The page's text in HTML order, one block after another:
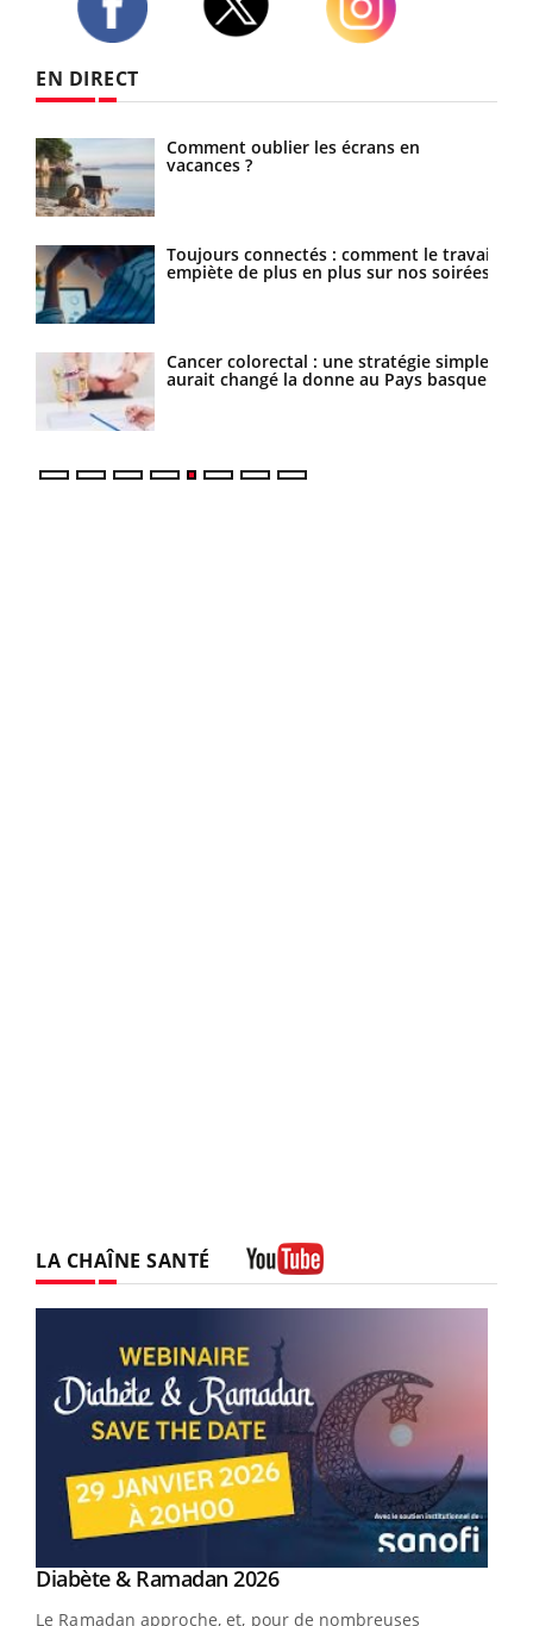
EN DIRECT
Comment oublier les écrans en
vacances ?
Toujours connectés : comment le travail
empiète de plus en plus sur nos soirées
Cancer colorectal : une stratégie simple
aurait changé la donne au Pays basque
LA CHAÎNE SANTÉ
Youtube
Diabète & Ramadan 2026Youtube
Le Ramadan approche, et, pour de nombreuses